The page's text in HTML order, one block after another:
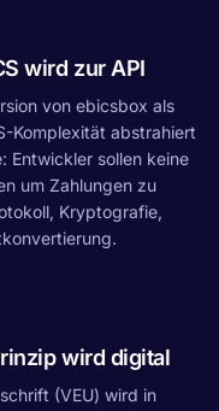
wird zur API
von ebicsbox als
Komplexität abstrahiert
Entwickler sollen keine
um Zahlungen zu
Kryptografie,
wird digital
(VEU) wird in